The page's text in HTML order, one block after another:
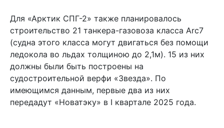
Для «Арктик СПГ-2» также планировалось
строительство 21 танкера-газовоза класса Arc7
(судна этого класса могут двигаться без помощи
ледокола во льдах толщиною до 2,1м). 15 из них
должны были быть построены на
судостроительной верфи «Звезда». По
имеющимся данным, первые два из них
передадут «Новатэку» в I квартале 2025 года.